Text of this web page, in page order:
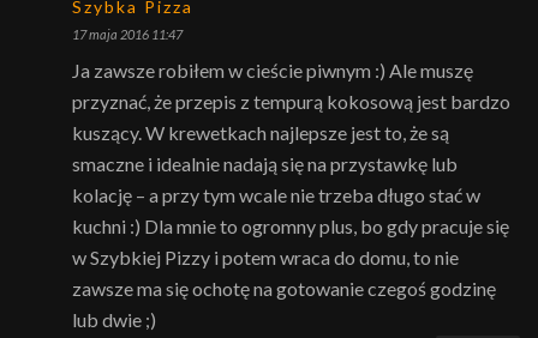
Szybka Pizza
17 maja 2016 11:47
Ja zawsze robiłem w cieście piwnym :) Ale muszę
przyznać, że przepis z tempurą kokosową jest bardzo
kuszący. W krewetkach najlepsze jest to, że są
smaczne i idealnie nadają się na przystawkę lub
kolację – a przy tym wcale nie trzeba długo stać w
kuchni :) Dla mnie to ogromny plus, bo gdy pracuje się
w Szybkiej Pizzy i potem wraca do domu, to nie
zawsze ma się ochotę na gotowanie czegoś godzinę
lub dwie ;)